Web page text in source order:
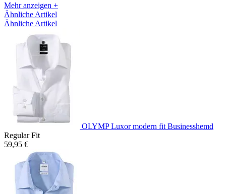
Mehr anzeigen +
Ähnliche Artikel
Ähnliche Artikel
OLYMP Luxor modern fit Businesshemd
Regular Fit
59,95 €